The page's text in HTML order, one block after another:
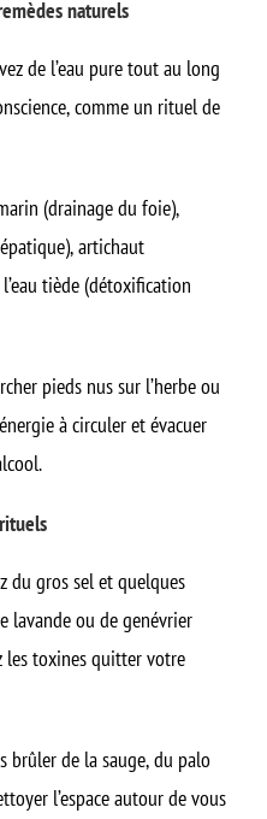
naturels
de l’eau pure tout au long
comme un rituel de
(drainage du foie),
artichaut
tiède (détoxification
pieds nus sur l’herbe ou
à circuler et évacuer
du gros sel et quelques
lavande ou de genévrier
les toxines quitter votre
brûler de la sauge, du palo
l’espace autour de vous